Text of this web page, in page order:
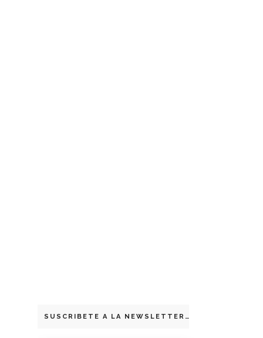
SUSCRIBETE A LA NEWSLETTER